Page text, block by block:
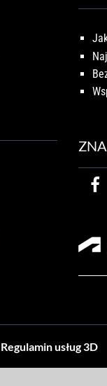
Regulamin usług 3D